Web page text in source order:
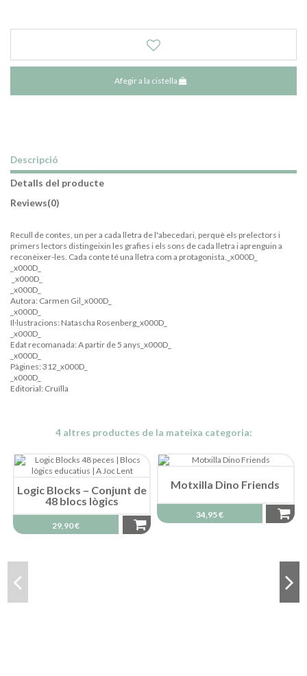
Afegir a la cistella
Descripció
Detalls del producte
Reviews(0)
Recull de contes, un per a cada lletra de l'abecedari, perquè els prelectors i
primers lectors distingeixin les grafies i els sons de cada lletra i aprenguin a
reconèixer-les. Cada conte té una lletra com a protagonista._x000D_
_x000D_
_x000D_
_x000D_
Autora: Carmen Gil_x000D_
_x000D_
Il·lustracions: Natascha Rosenberg_x000D_
_x000D_
Edat recomanada: A partir de 5 anys_x000D_
_x000D_
Pàgines: 312_x000D_
_x000D_
Editorial: Cruïlla
4 altres productes de la mateixa categoria:
Logic Blocks – Conjunt de
48 blocs lògics
29,90 €
Motxilla Dino Friends
34,95 €